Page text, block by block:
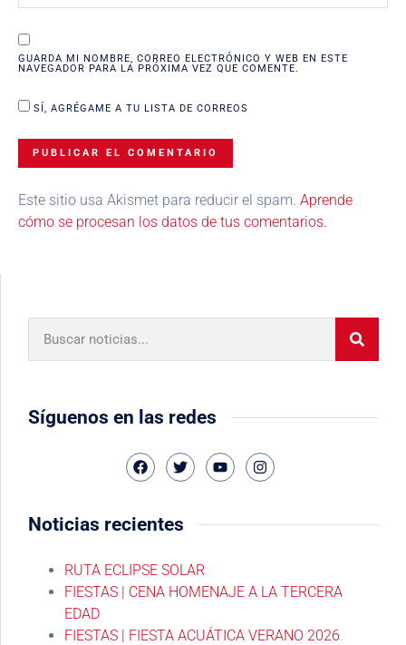
GUARDA MI NOMBRE, CORREO ELECTRÓNICO Y WEB EN ESTE
NAVEGADOR PARA LA PRÓXIMA VEZ QUE COMENTE.
SÍ, AGRÉGAME A TU LISTA DE CORREOS
Este sitio usa Akismet para reducir el spam. Aprende
cómo se procesan los datos de tus comentarios.
Síguenos en las redes
Noticias recientes
RUTA ECLIPSE SOLAR
FIESTAS | CENA HOMENAJE A LA TERCERA
EDAD
FIESTAS | FIESTA ACUÁTICA VERANO 2026